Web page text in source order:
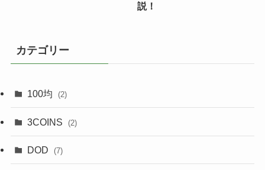
説！
カテゴリー
100均 (2)
3COINS (2)
DOD (7)